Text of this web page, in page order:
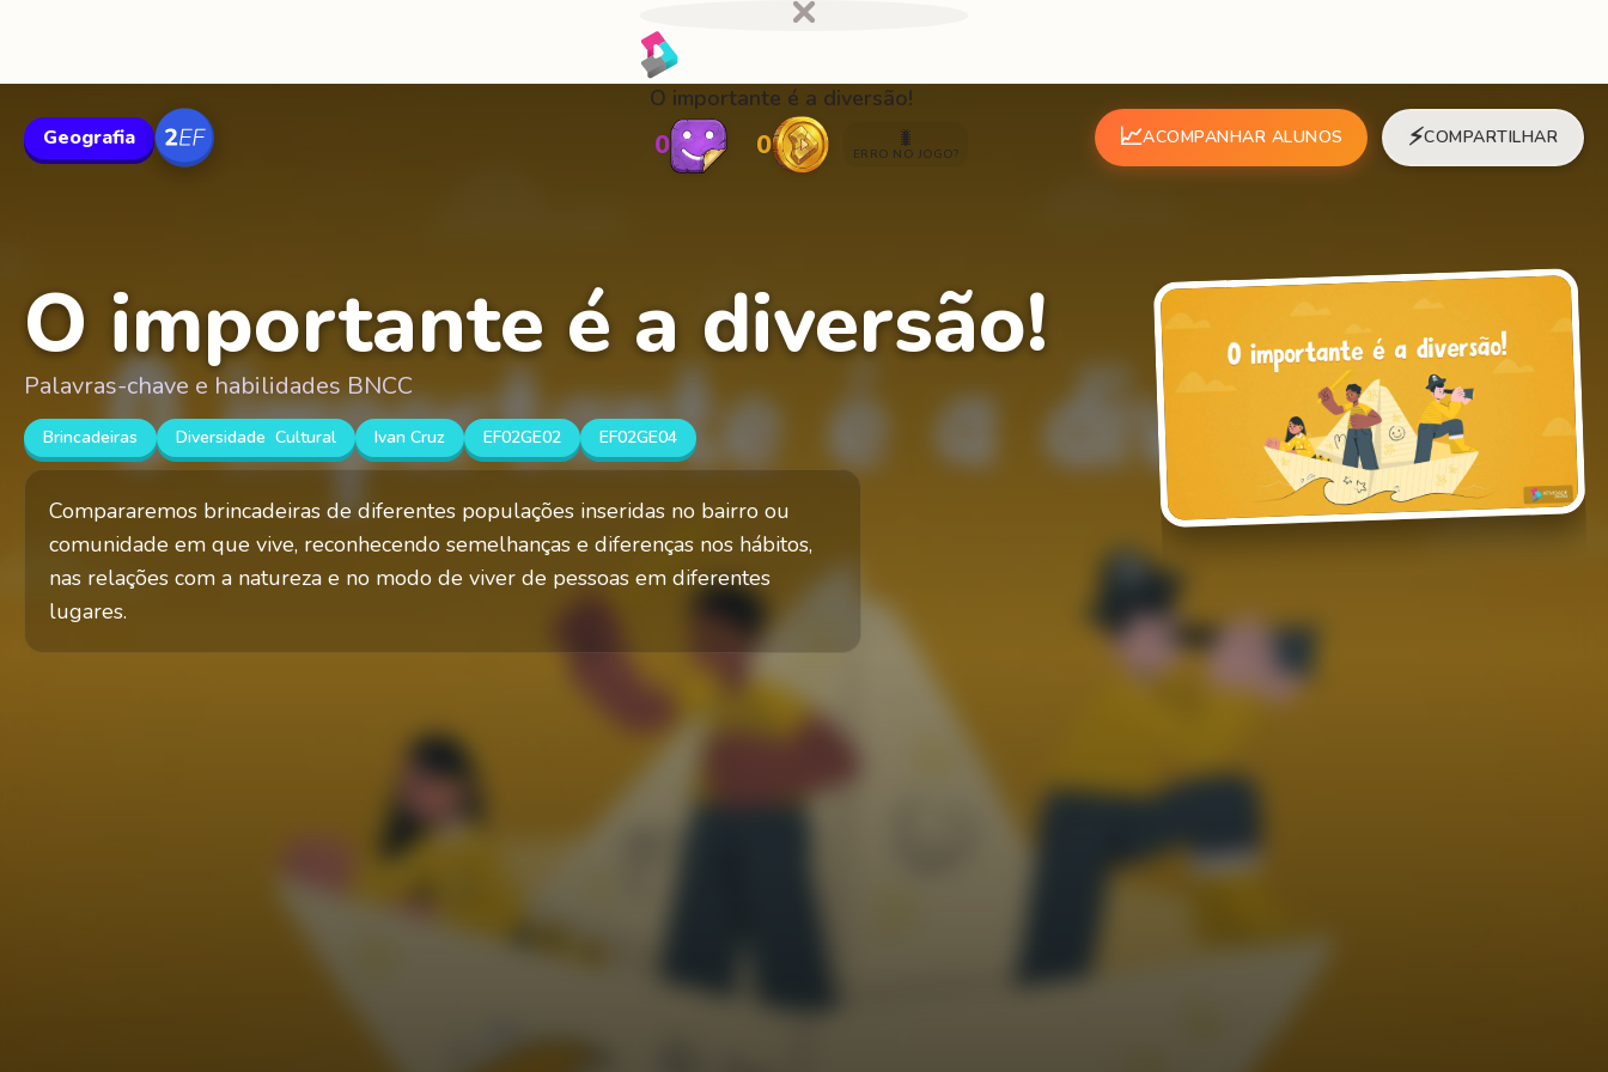
O importante é a diversão!
0 0 🐛
ERRO NO JOGO?
Geografia 📈ACOMPANHAR ALUNOS ⚡COMPARTILHAR
O importante é a diversão!
Palavras-chave e habilidades BNCC
Brincadeiras Diversidade Cultural Ivan Cruz EF02GE02 EF02GE04
Compararemos brincadeiras de diferentes populações inseridas no bairro ou
comunidade em que vive, reconhecendo semelhanças e diferenças nos hábitos,
nas relações com a natureza e no modo de viver de pessoas em diferentes
lugares.